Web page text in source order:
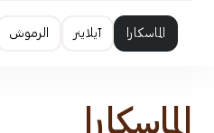
الماسكارا آيلاينر الرموش
الماسكارا